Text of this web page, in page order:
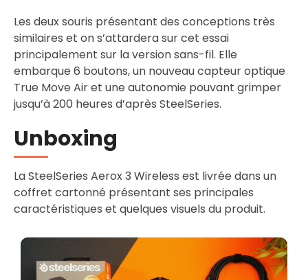
Les deux souris présentant des conceptions très
similaires et on s’attardera sur cet essai
principalement sur la version sans-fil. Elle
embarque 6 boutons, un nouveau capteur optique
True Move Air et une autonomie pouvant grimper
jusqu’à 200 heures d’après SteelSeries.
Unboxing
La SteelSeries Aerox 3 Wireless est livrée dans un
coffret cartonné présentant ses principales
caractéristiques et quelques visuels du produit.